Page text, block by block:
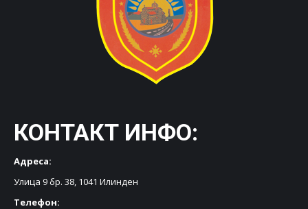
КОНТАКТ ИНФО:
Адреса:
Улица 9 бр. 38, 1041 Илинден
Телефон: